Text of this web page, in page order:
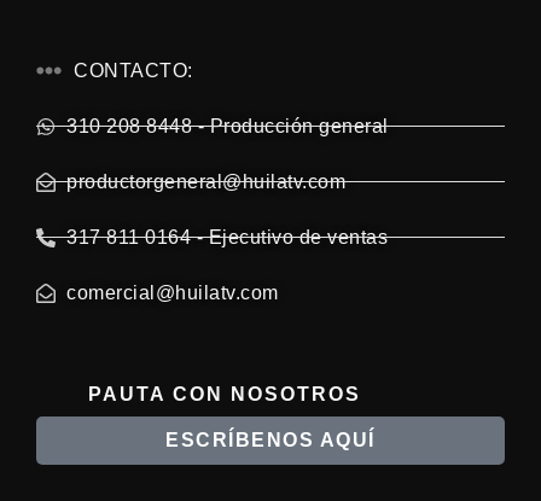
CONTACTO:
310 208 8448 - Producción general
productorgeneral@huilatv.com
317 811 0164 - Ejecutivo de ventas
comercial@huilatv.com
PAUTA CON NOSOTROS
ESCRÍBENOS AQUÍ